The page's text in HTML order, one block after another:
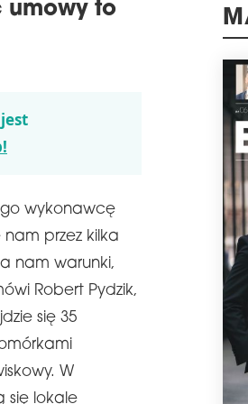
umowy to
wykonawcę
przez kilka
nam warunki,
Robert Pydzik,
się 35
W
się lokale
schedule
schedule